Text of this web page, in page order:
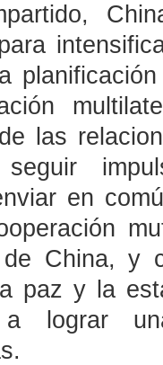
las
seguir
en
de China, y
paz y la
lograr